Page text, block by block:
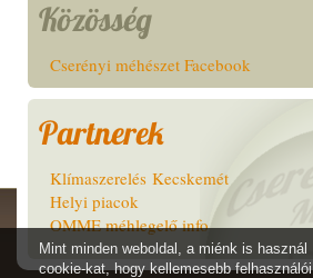
Mint minden weboldal, a miénk is használ
cookie-kat, hogy kellemesebb felhasználói
Közösség
Cserényi méhészet Facebook
Partnerek
Klímaszerelés Kecskemét
Helyi piacok
OMME méhlegelő info